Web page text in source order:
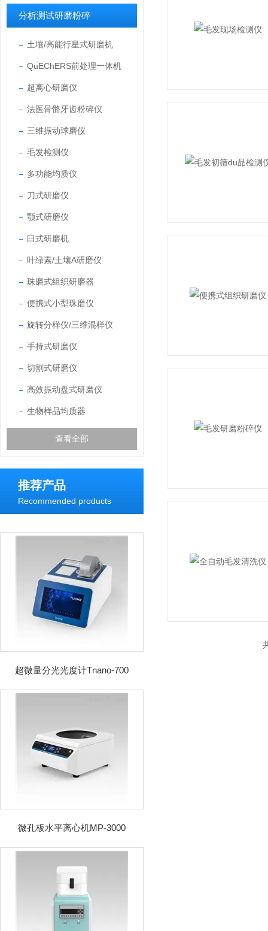
分析测试研磨粉碎
土壤/高能行星式研磨机
QuEChERS前处理一体机
超离心研磨仪
法医骨骼牙齿粉碎仪
三维振动球磨仪
毛发检测仪
多功能均质仪
刀式研磨仪
颚式研磨仪
臼式研磨机
叶绿素/土壤A研磨仪
珠磨式组织研磨器
便携式小型珠磨仪
旋转分样仪/三维混样仪
手持式研磨仪
切割式研磨仪
高效振动盘式研磨仪
生物样品均质器
查看全部
推荐产品
Recommended products
超微量分光光度计Tnano-700
微孔板水平离心机MP-3000